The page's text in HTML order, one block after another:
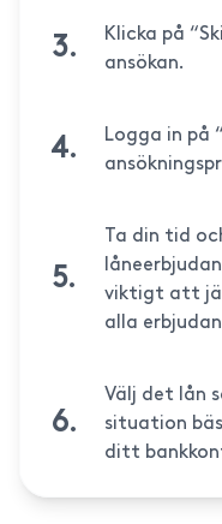
Klicka på
ansökan.
Logga in på
Ta din tid
viktigt att
alla
Välj det lån
situation
ditt